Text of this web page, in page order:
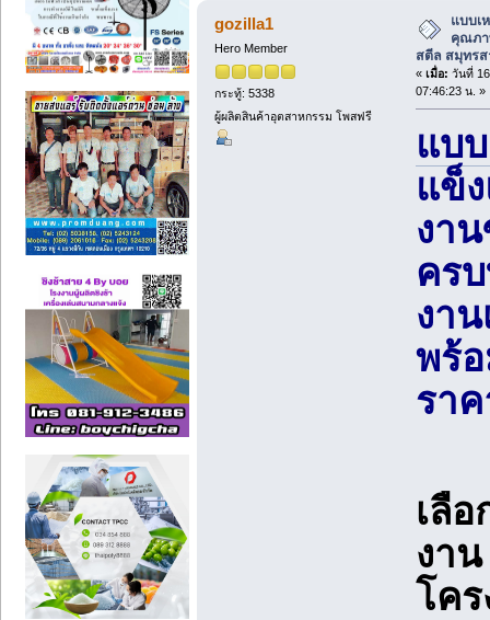
บูมสตีล สมุทรสาคร (อ่าน 153 ครั้ง)
gozilla1
Hero Member
กระทู้: 5338
ผู้ผลิตสินค้าอุตสาหกรรม โพสฟรี
แบบเ
คุณภา
สตีล สมุทรส
« เมื่อ: วันที่
07:46:23 น. »
แบ
แข็
งา
คร
งา
พร้
รา
เลื
งา
โคร